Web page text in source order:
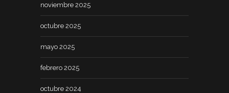
noviembre 2025
octubre 2025
mayo 2025
febrero 2025
octubre 2024